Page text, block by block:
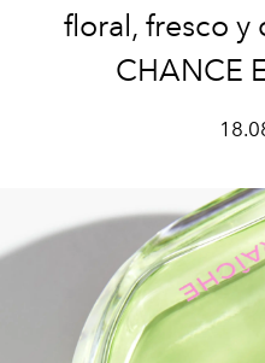
floral, fresco y
CHANCE